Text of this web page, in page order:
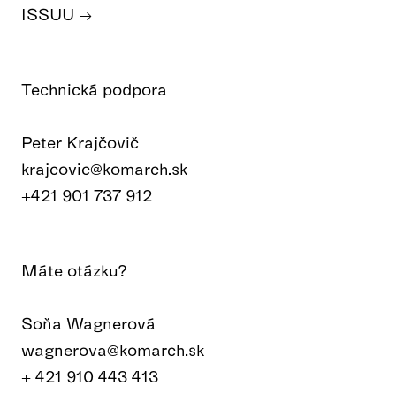
Máte otázku?
Soňa Wagnerová
wagnerova@komarch.sk
+ 421 910 443 413
Technická podpora
Peter Krajčovič
krajcovic@komarch.sk
+421 901 737 912
ISSUU